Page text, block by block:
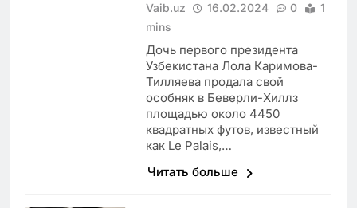
Vaib.uz 16.02.2024 0
1
mins
Дочь первого президента
Узбекистана Лола Каримова-
Тилляева продала свой
особняк в Беверли-Хиллз
площадью около 4450
квадратных футов, известный
как Le Palais,…
Читать больше